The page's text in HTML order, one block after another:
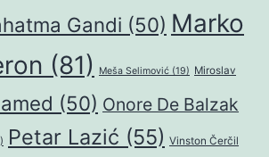
Gandi (50) Marko
(81) Meša Selimović (19) Miroslav
(50) Onore De Balzak
Petar Lazić (55) Vinston Čerčil